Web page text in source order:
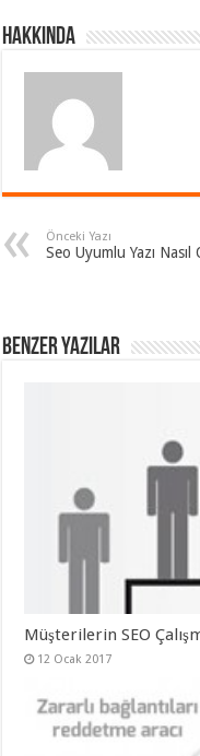
Hakkında
Önceki Yazı
Seo Uyumlu Yazı Nasıl
Benzer Yazılar
Müşterilerin SEO
12 Ocak 2017